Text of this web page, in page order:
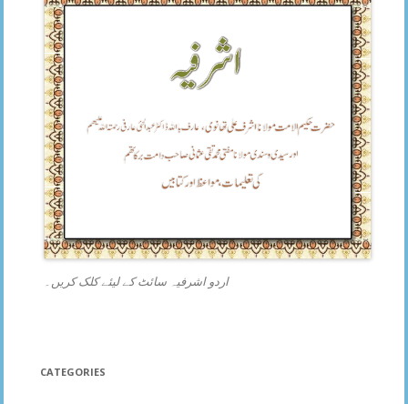
اردو اشرفیہ سائٹ کے لیئے کلک کریں۔
CATEGORIES